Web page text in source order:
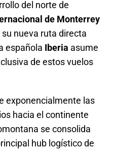
del norte de
de Monterrey
nueva ruta directa
española Iberia asume
de estos vuelos
exponencialmente las
hacia el continente
se consolida
hub logístico de